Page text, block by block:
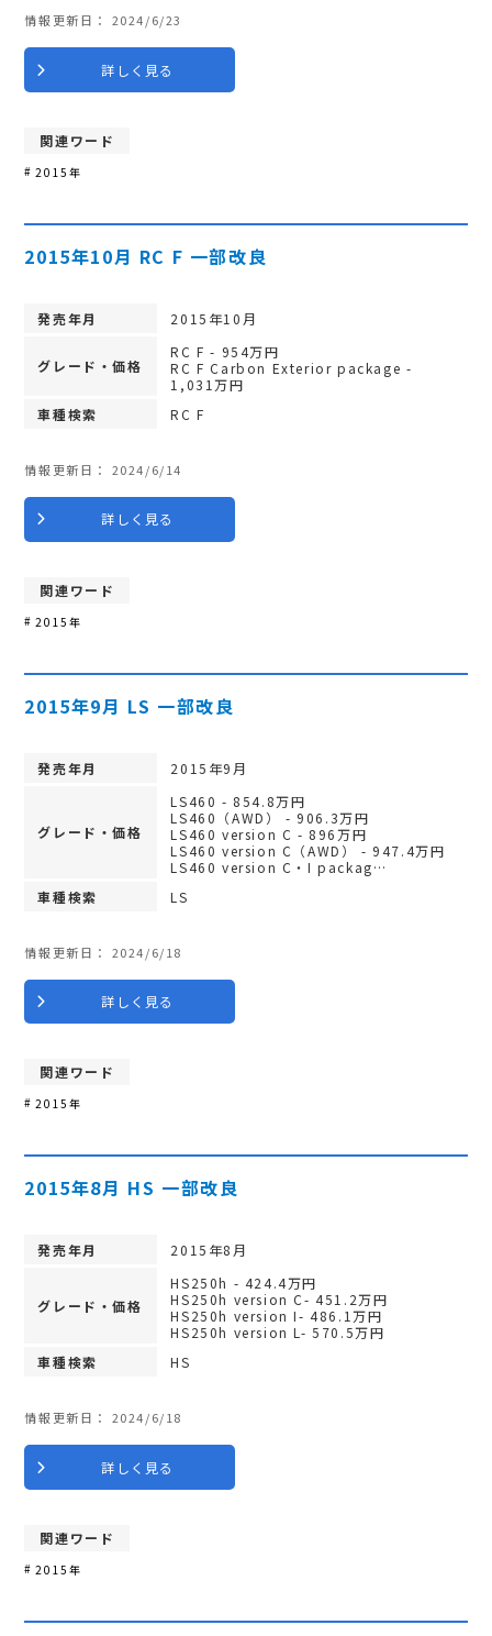
情報更新日： 2024/6/23
詳しく見る
関連ワード
2015年
2015年10月 RC F 一部改良
発売年月 2015年10月
グレード・価格
RC F - 954万円
RC F Carbon Exterior package -
1,031万円
車種検索
RC F
情報更新日： 2024/6/14
詳しく見る
関連ワード
2015年
2015年9月 LS 一部改良
発売年月 2015年9月
グレード・価格
LS460 - 854.8万円
LS460（AWD） - 906.3万円
LS460 version C - 896万円
LS460 version C（AWD） - 947.4万円
LS460 version C・I packag…
車種検索
LS
情報更新日： 2024/6/18
詳しく見る
関連ワード
2015年
2015年8月 HS 一部改良
発売年月 2015年8月
グレード・価格
HS250h - 424.4万円
HS250h version C- 451.2万円
HS250h version I- 486.1万円
HS250h version L- 570.5万円
車種検索
HS
情報更新日： 2024/6/18
詳しく見る
関連ワード
2015年